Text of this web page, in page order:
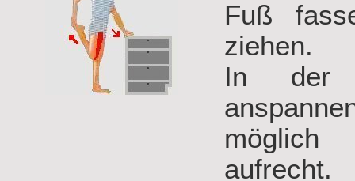
Fuß
ziehen.
In der
möglich
aufrecht.